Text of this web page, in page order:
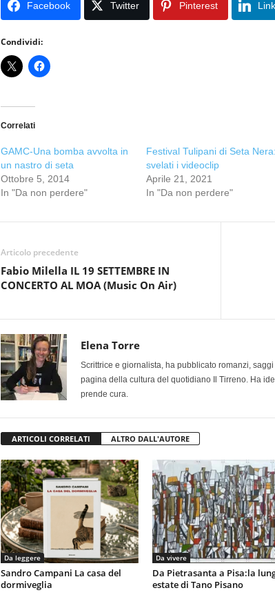
Facebook Twitter Pinterest
Condividi:
Correlati
GAMC-Una bomba avvolta in
un nastro di seta
Ottobre 5, 2014
In "Da non perdere"
Festival Tulipani di Seta Nera:
svelati i videoclip
Aprile 21, 2021
In "Da non perdere"
Articolo precedente
Fabio Milella IL 19 SETTEMBRE IN
CONCERTO AL MOA (Music On Air)
Elena Torre
Scrittrice e giornalista, ha pubblicato romanzi,
pagina della cultura del quotidiano Il Tirreno. Ha
prende cura.
ARTICOLI CORRELATI ALTRO DALL'AUTORE
Da leggere
Sandro Campani La casa del
dormiveglia
Da vivere
Da Pietrasanta a Pisa:la
estate di Tano Pisano